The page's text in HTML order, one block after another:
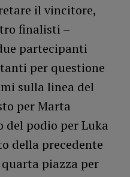
il vincitore,
finalisti –
partecipanti
per questione
sulla linea del
per Marta
del podio per Luka
della precedente
piazza per